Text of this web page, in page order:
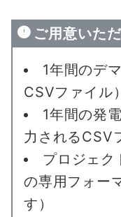
ご用意いた
1年間のデ
CSVファイル）
1年間の発
力されるCSV
プロジェ
の専用フォー
す）